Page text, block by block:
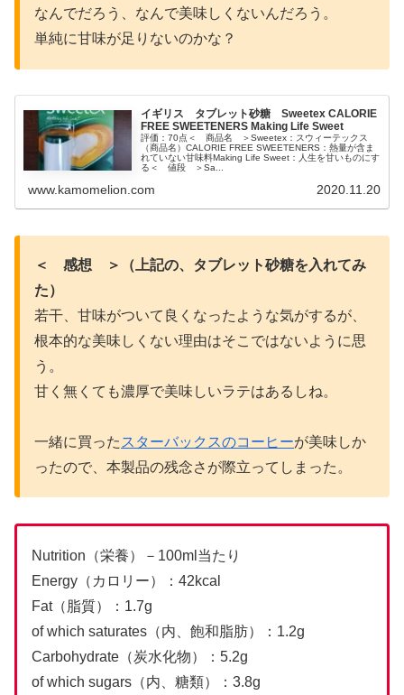
なんでだろう、なんで美味しくないんだろう。
単純に甘味が足りないのかな？
イギリス タブレット砂糖 Sweetex CALORIE
FREE SWEETENERS Making Life Sweet
評価：70点＜ 商品名 ＞Sweetex：スウィーテックス
（商品名）CALORIE FREE SWEETENERS：熱量が含ま
れていない甘味料Making Life Sweet：人生を甘いものにす
る＜ 値段 ＞Sa...
www.kamomelion.com 2020.11.20
＜ 感想 ＞（上記の、タブレット砂糖を入れてみ
た）
若干、甘味がついて良くなったような気がするが、
根本的な美味しくない理由はそこではないように思
う。
甘く無くても濃厚で美味しいラテはあるしね。
一緒に買った スターバックスのコーヒーが美味しか
ったので、本製品の残念さが際立ってしまった。
Nutrition（栄養）－100ml当たり
Energy（カロリー）：42kcal
Fat（脂質）：1.7g
of which saturates（内、飽和脂肪）：1.2g
Carbohydrate（炭水化物）：5.2g
of which sugars（内、糖類）：3.8g